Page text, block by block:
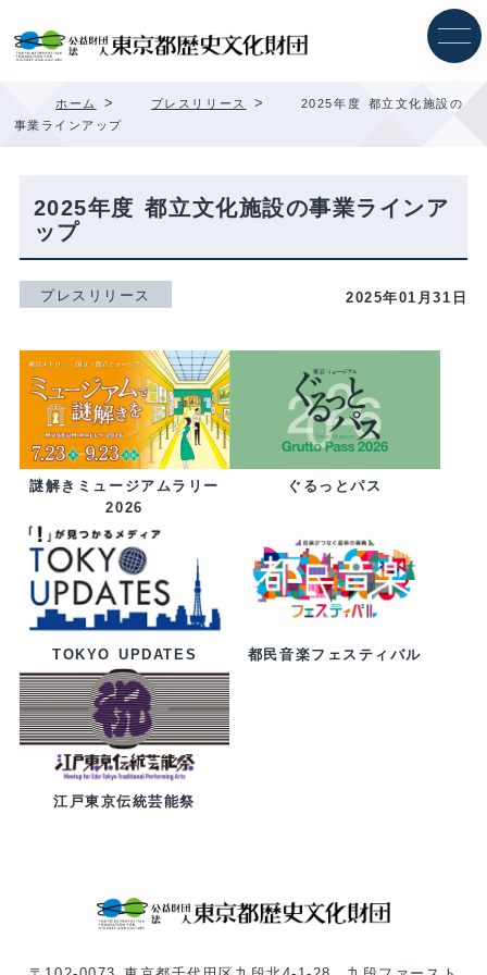
ッ
ホーム > プレスリリース >
2025年度 都立文化施設の
事業ラインアップ
2025年度 都立文化施設の事業ラインア
ップ
プレスリリース 2025年01月31日
謎解きミュージアムラリー
2026
ぐるっとパス
TOKYO UPDATES 都民音楽フェスティバル
江戸東京伝統芸能祭